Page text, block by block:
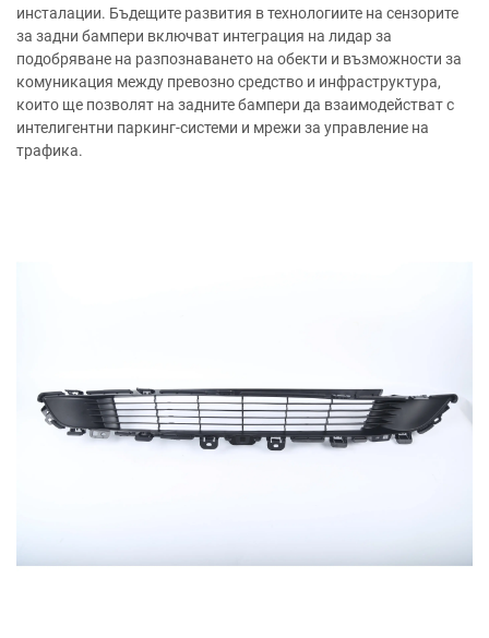
инсталации. Бъдещите развития в технологиите на сензорите
за задни бампери включват интеграция на лидар за
подобряване на разпознаването на обекти и възможности за
комуникация между превозно средство и инфраструктура,
които ще позволят на задните бампери да взаимодействат с
интелигентни паркинг-системи и мрежи за управление на
трафика.